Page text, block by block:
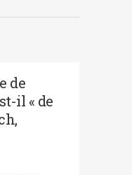
de
il « de